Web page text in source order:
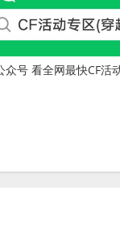
众号 看全网最快CF活